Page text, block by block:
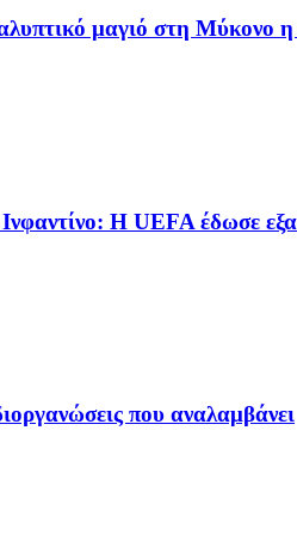
μαγιό στη Μύκονο
H UEFA έδωσε
που αναλαμβάνει